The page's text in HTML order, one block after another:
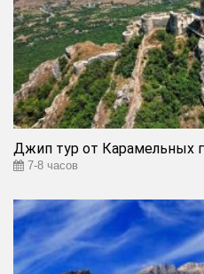
Джип тур от Карамельных
7-8 часов